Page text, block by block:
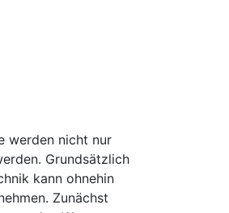
werden nicht nur
Grundsätzlich
kann ohnehin
Zunächst